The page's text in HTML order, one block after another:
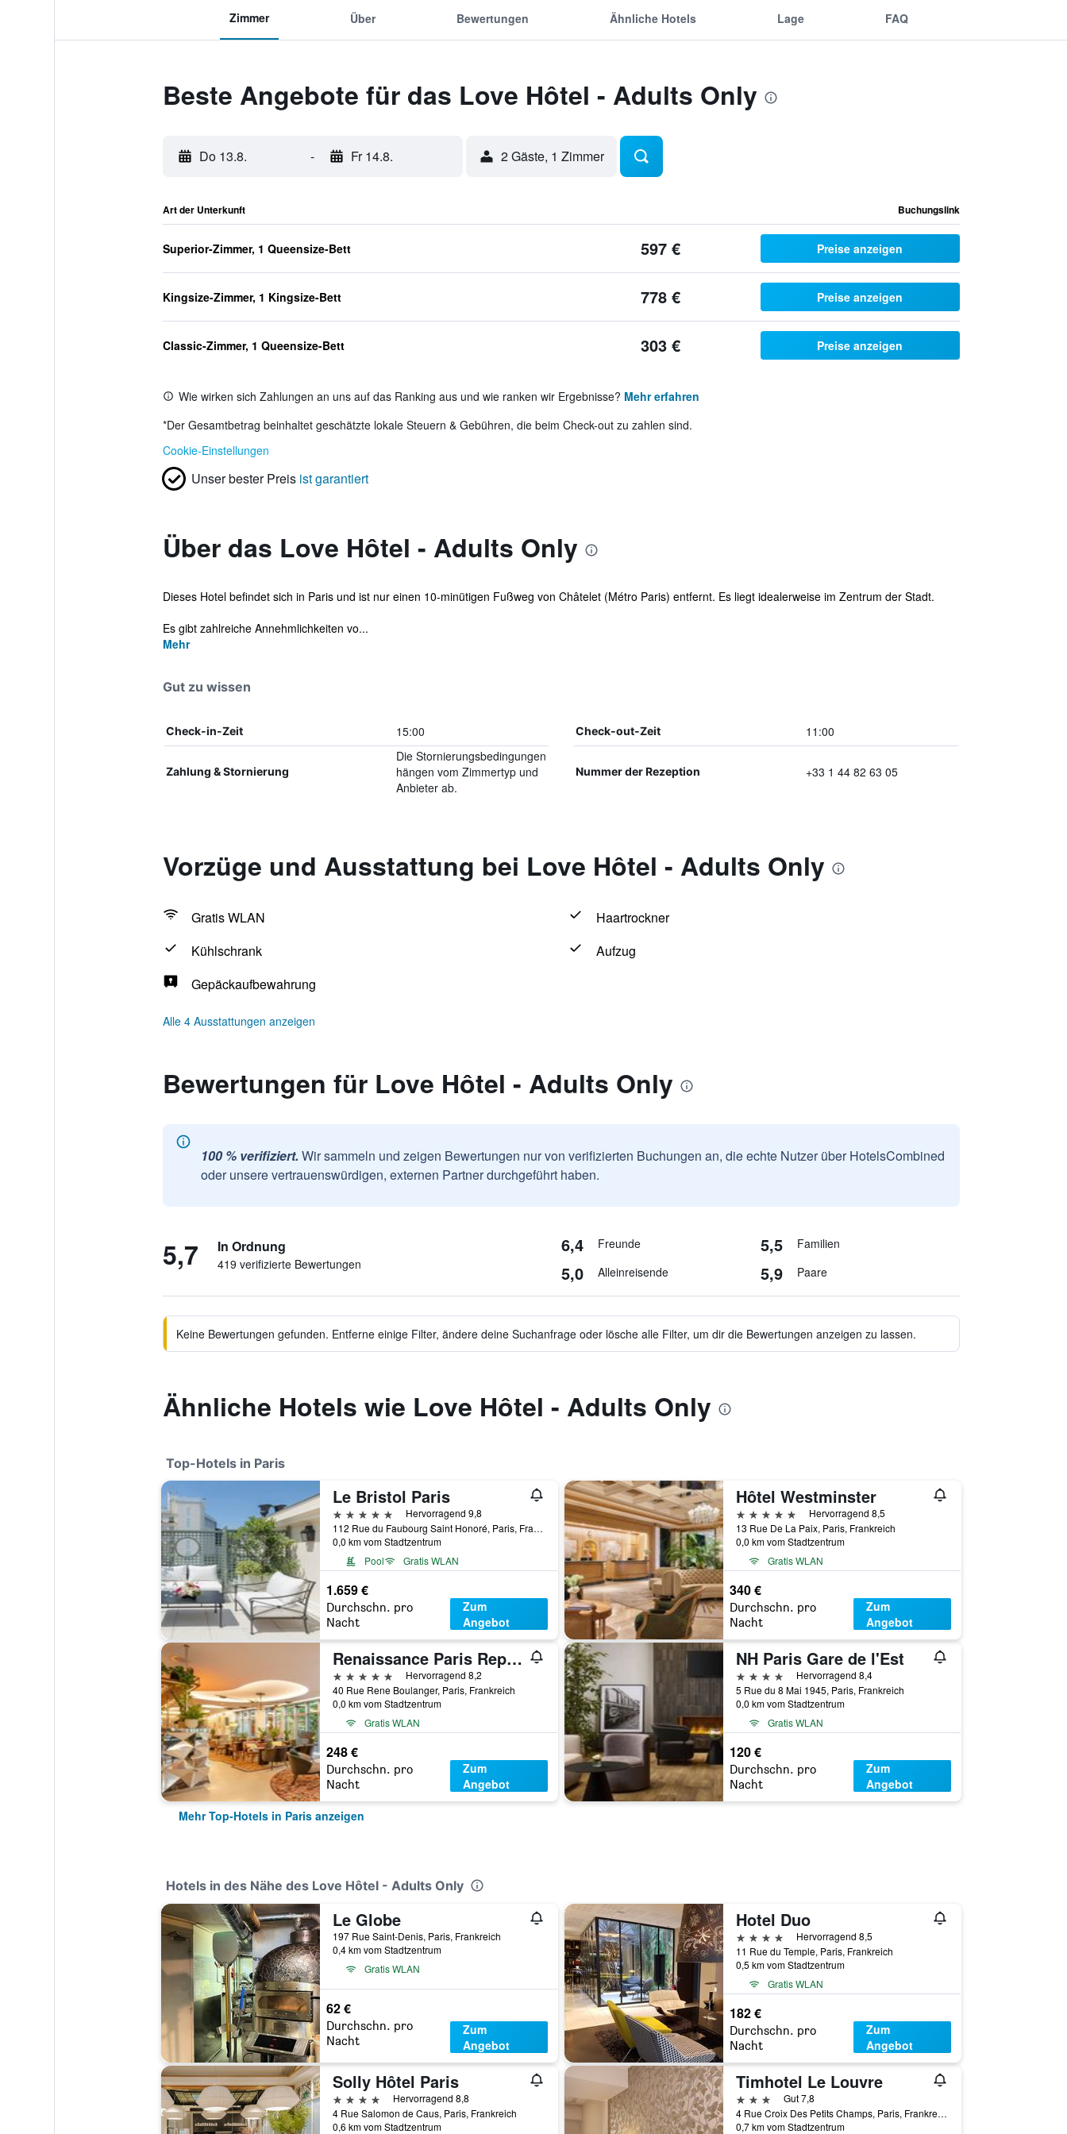
Zimmer Über Bewertungen Ähnliche Hotels Lage FAQ
Beste Angebote für das Love Hôtel - Adults Only
Do 13.8. - Fr 14.8. 2 Gäste, 1 Zimmer
Art der Unterkunft Buchungslink
Superior-Zimmer, 1 Queensize-Bett 597 € Preise anzeigen
Kingsize-Zimmer, 1 Kingsize-Bett 778 € Preise anzeigen
Classic-Zimmer, 1 Queensize-Bett 303 € Preise anzeigen
Wie wirken sich Zahlungen an uns auf das Ranking aus und wie ranken wir Ergebnisse? Mehr erfahren
*Der Gesamtbetrag beinhaltet geschätzte lokale Steuern & Gebühren, die beim Check-out zu zahlen sind.
Cookie-Einstellungen
Unser bester Preis ist garantiert
Über das Love Hôtel - Adults Only
Dieses Hotel befindet sich in Paris und ist nur einen 10-minütigen Fußweg von Châtelet (Métro Paris) entfernt. Es liegt idealerweise im Zentrum der Stadt.
Es gibt zahlreiche Annehmlichkeiten vo...
Mehr
Gut zu wissen
Check-in-Zeit 15:00 Check-out-Zeit 11:00
Zahlung & Stornierung
Die Stornierungsbedingungen
hängen vom Zimmertyp und
Anbieter ab.
Nummer der Rezeption +33 1 44 82 63 05
Vorzüge und Ausstattung bei Love Hôtel - Adults Only
Gratis WLAN
Haartrockner
Kühlschrank
Aufzug
Gepäckaufbewahrung
Alle 4 Ausstattungen anzeigen
Bewertungen für Love Hôtel - Adults Only
100 % verifiziert. Wir sammeln und zeigen Bewertungen nur von verifizierten Buchungen an, die echte Nutzer über HotelsCombined
oder unsere vertrauenswürdigen, externen Partner durchgeführt haben.
5,7 In Ordnung
419 verifizierte Bewertungen
6,4 Freunde 5,5 Familien
5,0 Alleinreisende 5,9 Paare
Keine Bewertungen gefunden. Entferne einige Filter, ändere deine Suchanfrage oder lösche alle Filter, um dir die Bewertungen anzeigen zu lassen.
Ähnliche Hotels wie Love Hôtel - Adults Only
Top-Hotels in Paris
Le Bristol Paris
5 Sterne
Hervorragend 9,8
112 Rue du Faubourg Saint Honoré, Paris, Frankreich
0,0 km vom Stadtzentrum
Pool
Gratis WLAN
1.659 €
Durchschn. pro
Nacht
Zum
Angebot
Hôtel Westminster
5 Sterne
Hervorragend 8,5
13 Rue De La Paix, Paris, Frankreich
0,0 km vom Stadtzentrum
Gratis WLAN
340 €
Durchschn. pro
Nacht
Zum
Angebot
Renaissance Paris Republique Hotel
5 Sterne
Hervorragend 8,2
40 Rue Rene Boulanger, Paris, Frankreich
0,0 km vom Stadtzentrum
Gratis WLAN
248 €
Durchschn. pro
Nacht
Zum
Angebot
NH Paris Gare de l'Est
4 Sterne
Hervorragend 8,4
5 Rue du 8 Mai 1945, Paris, Frankreich
0,0 km vom Stadtzentrum
Gratis WLAN
120 €
Durchschn. pro
Nacht
Zum
Angebot
Mehr Top-Hotels in Paris anzeigen
Hotels in des Nähe des Love Hôtel - Adults Only
Le Globe
197 Rue Saint-Denis, Paris, Frankreich
0,4 km vom Stadtzentrum
Gratis WLAN
62 €
Durchschn. pro
Nacht
Zum
Angebot
Hotel Duo
4 Sterne
Hervorragend 8,5
11 Rue du Temple, Paris, Frankreich
0,5 km vom Stadtzentrum
Gratis WLAN
182 €
Durchschn. pro
Nacht
Zum
Angebot
Solly Hôtel Paris
4 Sterne
Hervorragend 8,8
4 Rue Salomon de Caus, Paris, Frankreich
0,6 km vom Stadtzentrum
Timhotel Le Louvre
3 Sterne
Gut 7,8
4 Rue Croix Des Petits Champs, Paris, Frankreich
0,7 km vom Stadtzentrum